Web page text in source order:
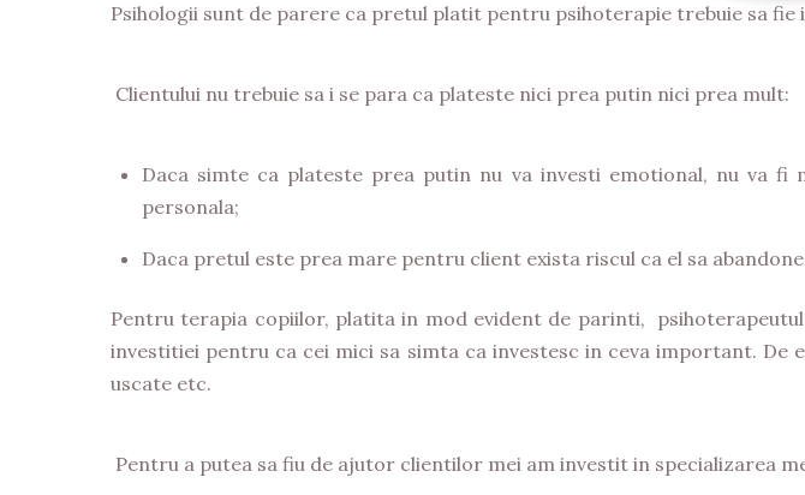
Psihologii sunt de parere ca pretul platit pentru psihoterapie trebuie sa
Clientului nu trebuie sa i se para ca plateste nici prea putin nici prea mult:
Daca simte ca plateste prea putin nu va investi emotional, nu va
personala;
Daca pretul este prea mare pentru client exista riscul ca el sa
Pentru terapia copiilor, platita in mod evident de parinti,
investitiei pentru ca cei mici sa simta ca investesc in ceva important.
uscate etc.
Pentru a putea sa fiu de ajutor clientilor mei am investit in specializarea